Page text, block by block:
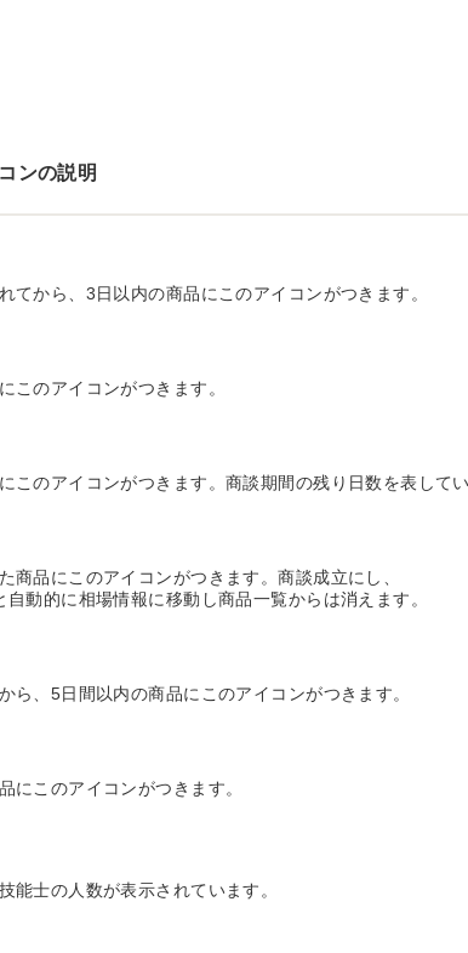
ンの説明
てから、3日以内の商品にこのアイコンがつきます。
このアイコンがつきます。
このアイコンがつきます。商談期間の残り日数を表して
商品にこのアイコンがつきます。商談成立にし、
自動的に相場情報に移動し商品一覧からは消えます。
ら、5日間以内の商品にこのアイコンがつきます。
にこのアイコンがつきます。
能士の人数が表示されています。